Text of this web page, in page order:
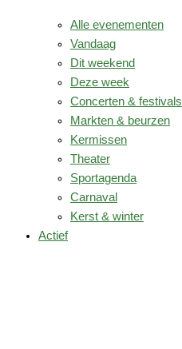
Alle evenementen
Vandaag
Dit weekend
Deze week
Concerten & festivals
Markten & beurzen
Kermissen
Theater
Sportagenda
Carnaval
Kerst & winter
Actief